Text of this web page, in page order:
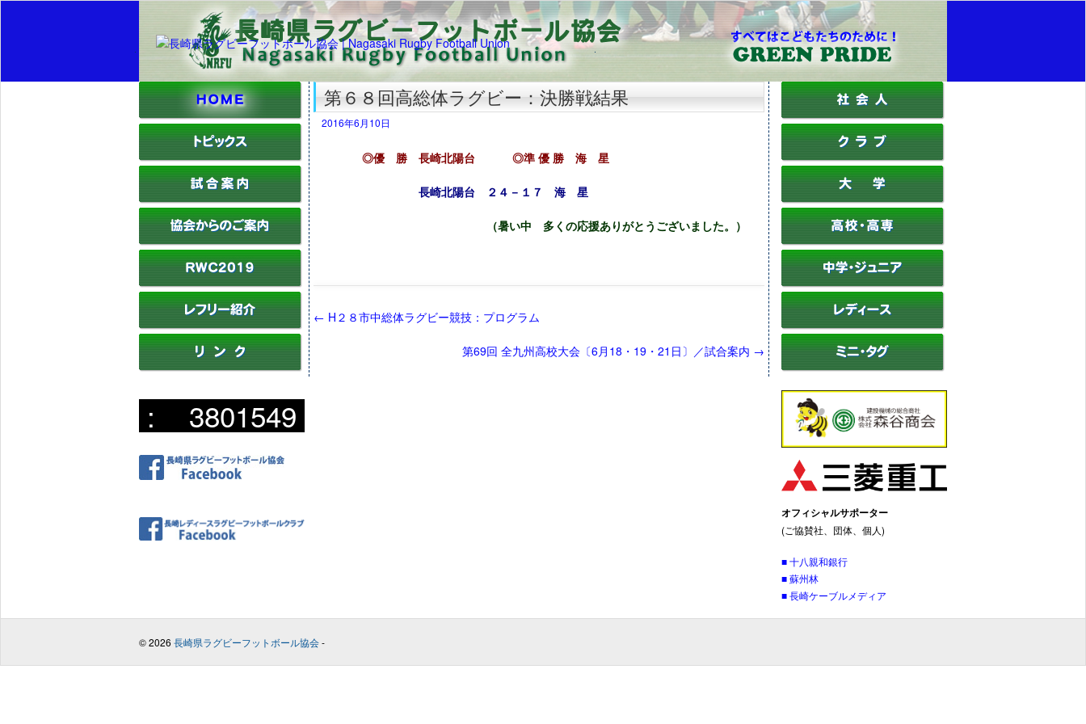
3801549
:
第６８回高総体ラグビー：決勝戦結果
2016年6月10日
◎優 勝 長崎北陽台 ◎準 優 勝 海 星
長崎北陽台 ２４－１７ 海 星
（暑い中 多くの応援ありがとうございました。）
← H２８市中総体ラグビー競技：プログラム
第69回 全九州高校大会〔6月18・19・21日〕／試合案内 →
オフィシャルサポーター
(ご協賛社、団体、個人)
■ 十八親和銀行
■ 蘇州林
■ 長崎ケーブルメディア
© 2026 長崎県ラグビーフットボール協会-